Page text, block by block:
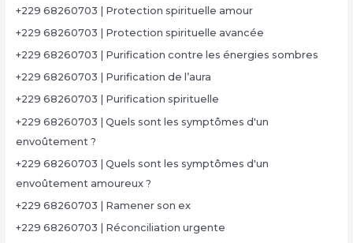
+229 68260703 | Protection spirituelle amour
+229 68260703 | Protection spirituelle avancée
+229 68260703 | Purification contre les énergies sombres
+229 68260703 | Purification de l’aura
+229 68260703 | Purification spirituelle
+229 68260703 | Quels sont les symptômes d'un
envoûtement ?
+229 68260703 | Quels sont les symptômes d'un
envoûtement amoureux ?
+229 68260703 | Ramener son ex
+229 68260703 | Réconciliation urgente